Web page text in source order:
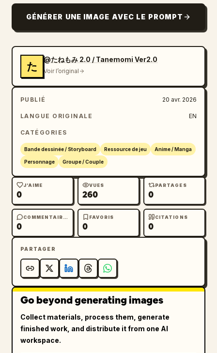
remplie d'action explosive, de poussière en
suspension, de lattes de parquet brisées,
l'arrière-plan détaillé.
GÉNÉRER UNE IMAGE AVEC LE PROMPT
た
@たねもみ 2.0 / Tanemomi Ver2.0
Voir l’original
PUBLIÉ 20 avr. 2026
LANGUE ORIGINALE EN
CATÉGORIES
Bande dessinée / Storyboard Ressource de jeu Anime / Manga
Personnage Groupe / Couple
J’AIME
0
VUES
260
PARTAGES
0
COMMENTAIRES
0
FAVORIS
0
CITATIONS
0
PARTAGER
Go beyond generating images
Collect materials, process them, generate
finished work, and distribute it from one AI
workspace.